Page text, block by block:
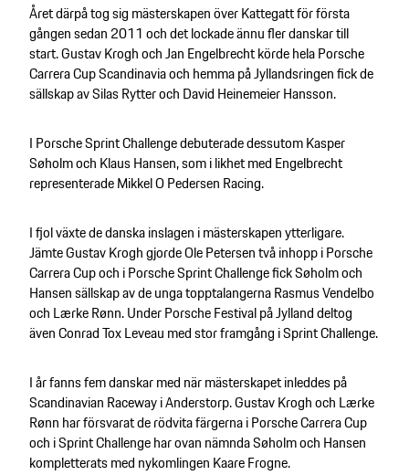
Året därpå tog sig mästerskapen över Kattegatt för första
gången sedan 2011 och det lockade ännu fler danskar till
start. Gustav Krogh och Jan Engelbrecht körde hela Porsche
Carrera Cup Scandinavia och hemma på Jyllandsringen fick de
sällskap av Silas Rytter och David Heinemeier Hansson.
I Porsche Sprint Challenge debuterade dessutom Kasper
Søholm och Klaus Hansen, som i likhet med Engelbrecht
representerade Mikkel O Pedersen Racing.
I fjol växte de danska inslagen i mästerskapen ytterligare.
Jämte Gustav Krogh gjorde Ole Petersen två inhopp i Porsche
Carrera Cup och i Porsche Sprint Challenge fick Søholm och
Hansen sällskap av de unga topptalangerna Rasmus Vendelbo
och Lærke Rønn. Under Porsche Festival på Jylland deltog
även Conrad Tox Leveau med stor framgång i Sprint Challenge.
I år fanns fem danskar med när mästerskapet inleddes på
Scandinavian Raceway i Anderstorp. Gustav Krogh och Lærke
Rønn har försvarat de rödvita färgerna i Porsche Carrera Cup
och i Sprint Challenge har ovan nämnda Søholm och Hansen
kompletterats med nykomlingen Kaare Frogne.